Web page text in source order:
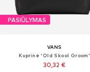
PASIŪLYMAS
VANS
Kuprinė 'Old Skool Groom'
30,32 €